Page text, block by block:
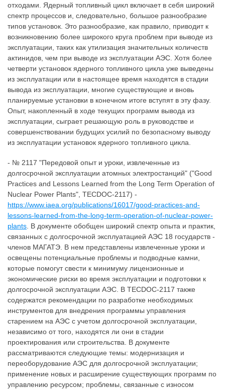
отходами. Ядерный топливный цикл включает в себя широкий
спектр процессов и, следовательно, большое разнообразие
типов установок. Это разнообразие, как правило, приводит к
возникновению более широкого круга проблем при выводе из
эксплуатации, таких как утилизация значительных количеств
актинидов, чем при выводе из эксплуатации АЭС. Хотя более
четверти установок ядерного топливного цикла уже выведены
из эксплуатации или в настоящее время находятся в стадии
вывода из эксплуатации, многие существующие и вновь
планируемые установки в конечном итоге вступят в эту фазу.
Опыт, накопленный в ходе текущих программ вывода из
эксплуатации, сыграет решающую роль в руководстве и
совершенствовании будущих усилий по безопасному выводу
из эксплуатации установок ядерного топливного цикла.
- № 2117 "Передовой опыт и уроки, извлеченные из
долгосрочной эксплуатации атомных электростанций" ("Good
Practices and Lessons Learned from the Long Term Operation of
Nuclear Power Plants", TECDOC-2117) -
https://www.iaea.org/publications/16017/good-practices-and-
lessons-learned-from-the-long-term-operation-of-nuclear-power-
plants . В документе обобщен широкий спектр опыта и практик,
связанных с долгосрочной эксплуатацией АЭС 18 государств -
членов МАГАТЭ. В нем представлены извлеченные уроки и
освещены потенциальные проблемы и подводные камни,
которые помогут свести к минимуму лицензионные и
экономические риски во время эксплуатации и подготовки к
долгосрочной эксплуатации АЭС. В TECDOC-2117 также
содержатся рекомендации по разработке необходимых
инструментов для внедрения программы управления
старением на АЭС с учетом долгосрочной эксплуатации,
независимо от того, находятся ли они в стадии
проектирования или строительства. В документе
рассматриваются следующие темы: модернизация и
переоборудование АЭС для долгосрочной эксплуатации;
применение новых и расширение существующих программ по
управлению ресурсом; проблемы, связанные с износом